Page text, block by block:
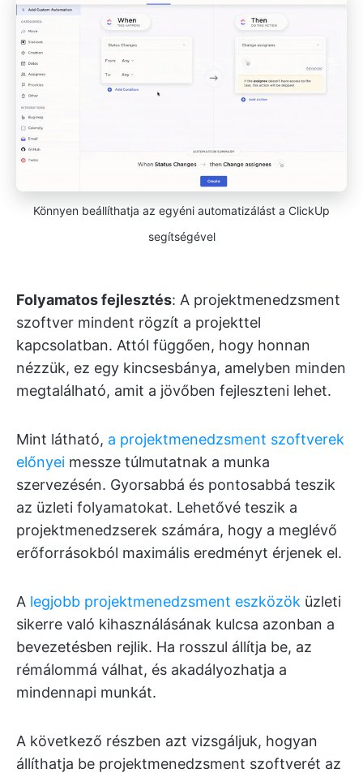
Könnyen beállíthatja az egyéni automatizálást a ClickUp
segítségével
Folyamatos fejlesztés: A projektmenedzsment
szoftver mindent rögzít a projekttel
kapcsolatban. Attól függően, hogy honnan
nézzük, ez egy kincsesbánya, amelyben minden
megtalálható, amit a jövőben fejleszteni lehet.
Mint látható, a projektmenedzsment szoftverek
előnyei messze túlmutatnak a munka
szervezésén. Gyorsabbá és pontosabbá teszik
az üzleti folyamatokat. Lehetővé teszik a
projektmenedzserek számára, hogy a meglévő
erőforrásokból maximális eredményt érjenek el.
A legjobb projektmenedzsment eszközök üzleti
sikerre való kihasználásának kulcsa azonban a
bevezetésben rejlik. Ha rosszul állítja be, az
rémálommá válhat, és akadályozhatja a
mindennapi munkát.
A következő részben azt vizsgáljuk, hogyan
állíthatja be projektmenedzsment szoftverét az